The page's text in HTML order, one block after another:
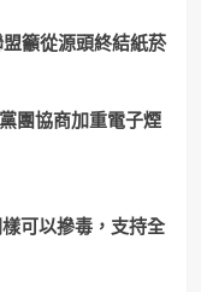
籲從源頭終結紙菸
團協商加重電子煙
可以摻毒，支持全